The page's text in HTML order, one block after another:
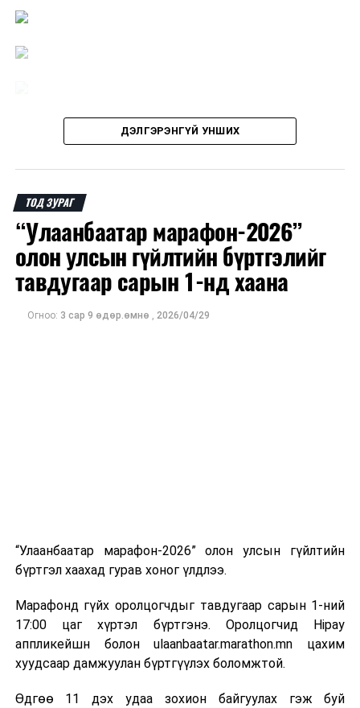
ДЭЛГЭРЭНГҮЙ УНШИХ
ТОД ЗУРАГ
“Улаанбаатар марафон-2026”
олон улсын гүйлтийн бүртгэлийг
тавдугаар сарын 1-нд хаана
Огноо: 3 сар 9 өдөр.өмнө , 2026/04/29
“Улаанбаатар марафон-2026” олон улсын гүйлтийн
бүртгэл хаахад гурав хоног үлдлээ.
Марафонд гүйх оролцогчдыг тавдугаар сарын 1-ний
17:00 цаг хүртэл бүртгэнэ. Оролцогчид Hipay
аппликейшн болон ulaanbaatar.marathon.mn цахим
хуудсаар дамжуулан бүртгүүлэх боломжтой.
Өдгөө 11 дэх удаа зохион байгуулах гэж буй